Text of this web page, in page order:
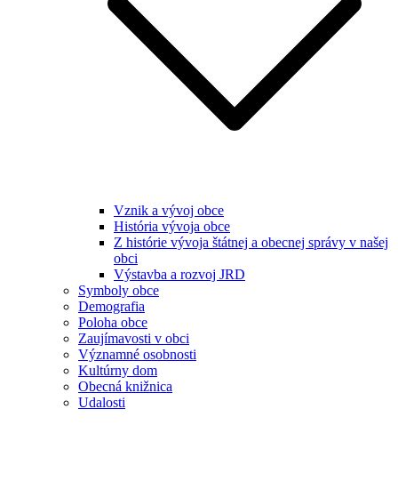
Vznik a vývoj obce
História vývoja obce
Z histórie vývoja štátnej a obecnej správy v našej
obci
Výstavba a rozvoj JRD
Symboly obce
Demografia
Poloha obce
Zaujímavosti v obci
Významné osobnosti
Kultúrny dom
Obecná knižnica
Udalosti